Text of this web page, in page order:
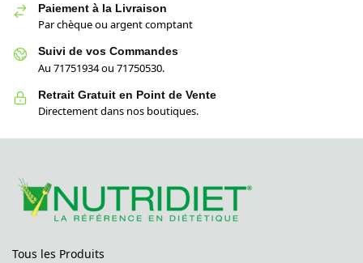
Paiement à la Livraison
Par chèque ou argent comptant
Suivi de vos Commandes
Au 71751934 ou 71750530.
Retrait Gratuit en Point de Vente
Directement dans nos boutiques.
Tous les Produits